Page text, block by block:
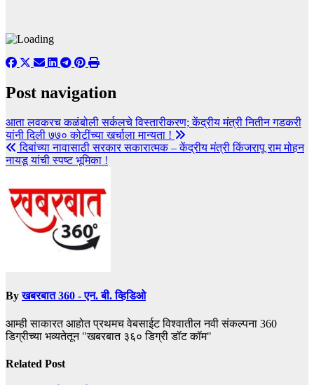
Post navigation
आता लवकरच कळंबोली सर्कलचे विस्तारीकरण; केंद्रीय मंत्री नितीन गडकरी
यांनी दिली ७७० कोटींच्या खर्चाला मान्यता !
दिबांच्या नावासाठी सरकार सकारात्मक – केंद्रीय मंत्री किंजरापू राम मोहन
नायडू यांची स्पष्ट भूमिका !
Byखबरबात 360 - एन. बी. व्हिडिओ
आम्ही साकारत आहोत प्रथमच वेबसाईट विश्वातील नवी संकल्पना 360
डिग्रीच्या भव्यतेतून "खबरबात ३६० डिग्री डॉट कॉम"
Related Post